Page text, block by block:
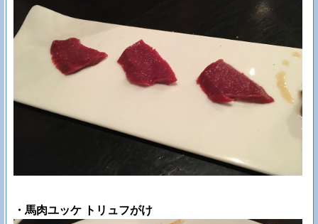
・馬肉ユッケ トリュフがけ